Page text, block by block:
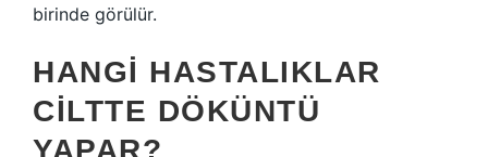
birinde görülür.
HANGI HASTALIKLAR
CILTTE DÖKÜNTÜ
YAPAR?